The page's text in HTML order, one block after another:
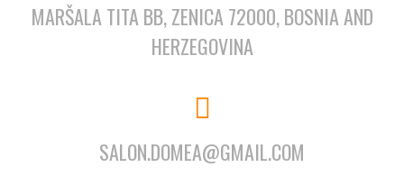
MARŠALA TITA BB, ZENICA 72000, BOSNIA AND
HERZEGOVINA
SALON.DOMEA@GMAIL.COM